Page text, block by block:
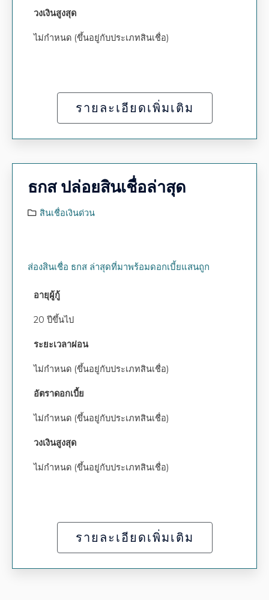
วงเงินสูงสุด
ไม่กำหนด (ขึ้นอยู่กับประเภทสินเชื่อ)
รายละเอียดเพิ่มเติม
ธกส ปล่อยสินเชื่อล่าสุด
สินเชื่อเงินด่วน
ส่องสินเชื่อ ธกส ล่าสุดที่มาพร้อมดอกเบี้ยแสนถูก
อายุผู้กู้
20 ปีขึ้นไป
ระยะเวลาผ่อน
ไม่กำหนด (ขึ้นอยู่กับประเภทสินเชื่อ)
อัตราดอกเบี้ย
ไม่กำหนด (ขึ้นอยู่กับประเภทสินเชื่อ)
วงเงินสูงสุด
ไม่กำหนด (ขึ้นอยู่กับประเภทสินเชื่อ)
รายละเอียดเพิ่มเติม